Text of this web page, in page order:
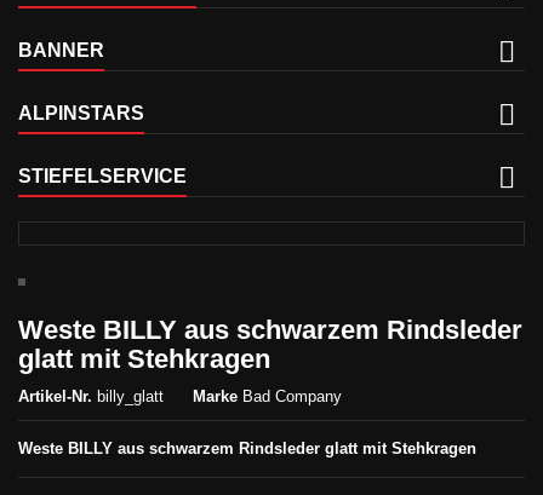
BANNER
ALPINSTARS
STIEFELSERVICE
Weste BILLY aus schwarzem Rindsleder
glatt mit Stehkragen
Artikel-Nr. billy_glatt Marke Bad Company
Weste BILLY aus schwarzem Rindsleder glatt mit Stehkragen